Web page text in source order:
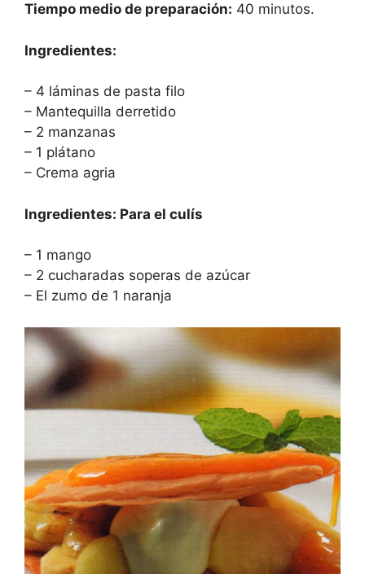
Tiempo medio de preparación: 40 minutos.
Ingredientes:
– 4 láminas de pasta filo
– Mantequilla derretido
– 2 manzanas
– 1 plátano
– Crema agria
Ingredientes: Para el culís
– 1 mango
– 2 cucharadas soperas de azúcar
– El zumo de 1 naranja